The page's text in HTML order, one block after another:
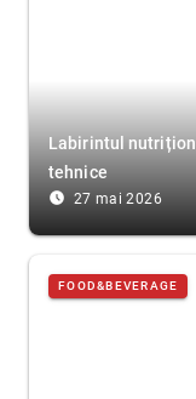
Labirintul
tehnice
access_time_filled 27 mai 2026
FOOD&BEVERAGE